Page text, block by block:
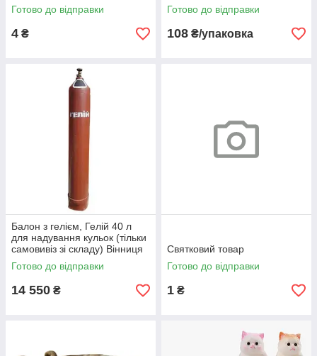
Готово до відправки
4 ₴
Готово до відправки
108 ₴/упаковка
Балон з гелієм, Гелій 40 л
для надування кульок (тільки
самовивіз зі складу) Вінниця
Готово до відправки
14 550 ₴
Святковий товар
Готово до відправки
1 ₴